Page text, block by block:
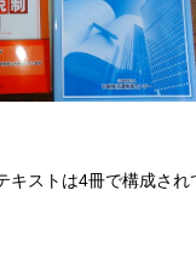
キストは4冊で構成され